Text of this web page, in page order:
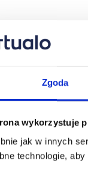
Zgoda
wykorzystuje
jak w innych
technologie,